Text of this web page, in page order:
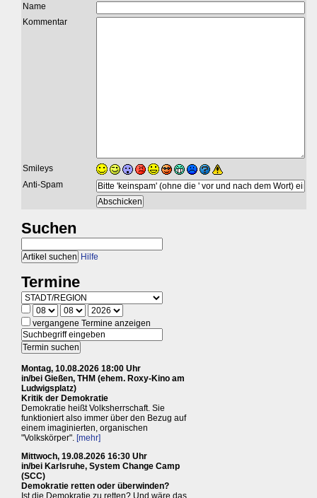
Name
Kommentar
Smileys
Anti-Spam
Suchen
Hilfe
Termine
vergangene Termine anzeigen
Montag, 10.08.2026 18:00 Uhr
in/bei Gießen, THM (ehem. Roxy-Kino am
Ludwigsplatz)
Kritik der Demokratie
Demokratie heißt Volksherrschaft. Sie
funktioniert also immer über den Bezug auf
einem imaginierten, organischen
"Volkskörper". [mehr]
Mittwoch, 19.08.2026 16:30 Uhr
in/bei Karlsruhe, System Change Camp
(SCC)
Demokratie retten oder überwinden?